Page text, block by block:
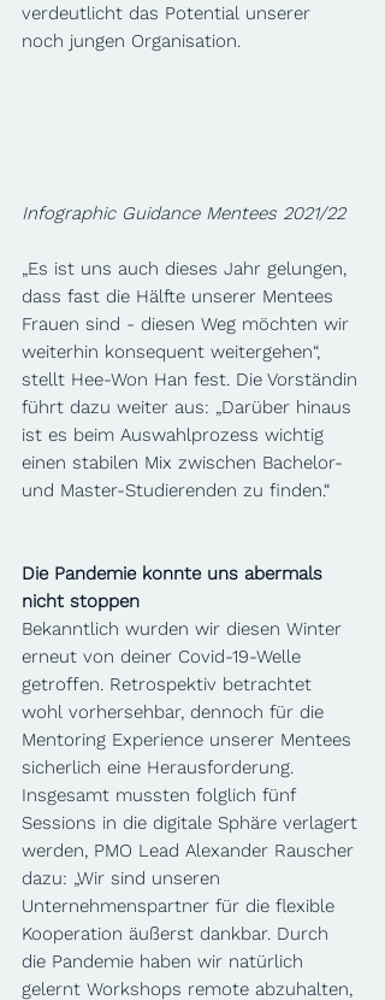
verdeutlicht das Potential unserer
noch jungen Organisation.
Infographic Guidance Mentees 2021/22
„Es ist uns auch dieses Jahr gelungen,
dass fast die Hälfte unserer Mentees
Frauen sind - diesen Weg möchten wir
weiterhin konsequent weitergehen“,
stellt Hee-Won Han fest. Die Vorständin
führt dazu weiter aus: „Darüber hinaus
ist es beim Auswahlprozess wichtig
einen stabilen Mix zwischen Bachelor-
und Master-Studierenden zu finden.“
Die Pandemie konnte uns abermals
nicht stoppen
Bekanntlich wurden wir diesen Winter
erneut von deiner Covid-19-Welle
getroffen. Retrospektiv betrachtet
wohl vorhersehbar, dennoch für die
Mentoring Experience unserer Mentees
sicherlich eine Herausforderung.
Insgesamt mussten folglich fünf
Sessions in die digitale Sphäre verlagert
werden, PMO Lead Alexander Rauscher
dazu: „Wir sind unseren
Unternehmenspartner für die flexible
Kooperation äußerst dankbar. Durch
die Pandemie haben wir natürlich
gelernt Workshops remote abzuhalten,